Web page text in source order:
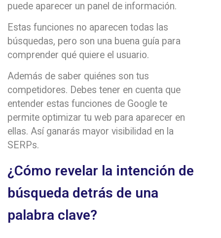
puede aparecer un panel de información.
Estas funciones no aparecen todas las
búsquedas, pero son una buena guía para
comprender qué quiere el usuario.
Además de saber quiénes son tus
competidores. Debes tener en cuenta que
entender estas funciones de Google te
permite optimizar tu web para aparecer en
ellas. Así ganarás mayor visibilidad en la
SERPs.
¿Cómo revelar la intención de
búsqueda detrás de una
palabra clave?